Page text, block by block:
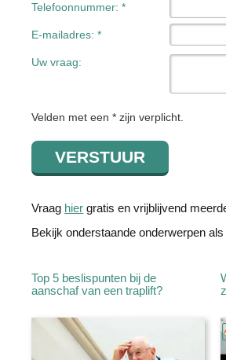
Telefoonnummer: *
E-mailadres: *
Uw vraag:
Velden met een * zijn verplicht.
Vraag hier gratis en vrijblijvend
Bekijk onderstaande onderwerpen
Top 5 beslispunten bij de
aanschaf van een traplift?